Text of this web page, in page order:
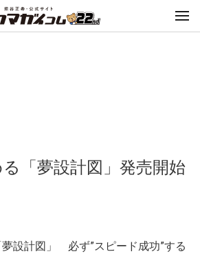
「夢設計図」発売開始
夢設計図」 必ず”スピード成功”する